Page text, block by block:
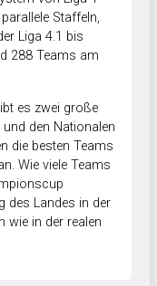
Staffeln,
Liga 4.1 bis
288 Teams am
es zwei große
den Nationalen
die besten Teams
Wie viele Teams
des Landes in der
wie in der realen